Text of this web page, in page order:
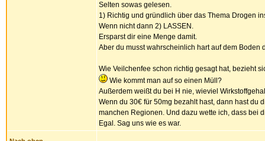
Selten sowas gelesen.
1) Richtig und gründlich über das Thema Drogen
Wenn nicht dann 2) LASSEN.
Ersparst dir eine Menge damit.
Aber du musst wahrscheinlich hart auf dem Boden
Wie Veilchenfee schon richtig gesagt hat, bezieht
Wie kommt man auf so einen Müll?
Außerdem weißt du bei H nie, wieviel
Wenn du 30€ für 50mg bezahlt hast, dann hast du
manchen Regionen. Und dazu wette ich, dass bei
Egal. Sag uns wie es war.